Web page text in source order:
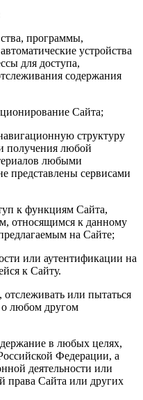
программы,
устройства
для доступа,
содержания
Сайта;
структуру
получения любой
любыми
представлены сервисами
к функциям Сайта,
относящимся к данному
на Сайте;
или аутентификации на
к Сайту.
или пытаться
любом другом
в любых целях,
Федерации, а
деятельности или
права Сайта или других